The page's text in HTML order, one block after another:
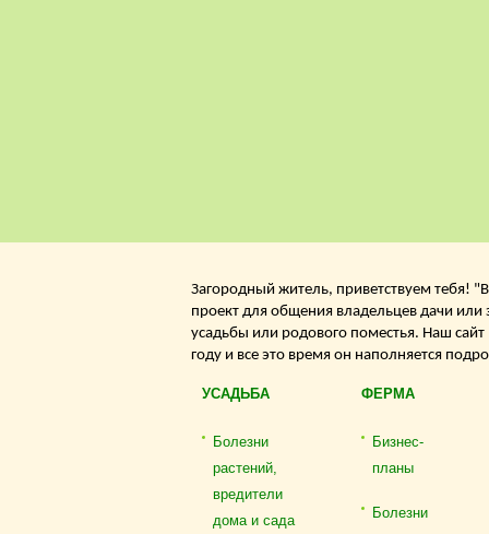
Загородный житель, приветствуем тебя!
проект для общения владельцев дачи или
усадьбы или родового поместья. Наш
году и все это время он наполняется
УСАДЬБА
Болезни
растений,
вредители
дома и сада
ФЕРМА
Бизнес-
планы
Болезни